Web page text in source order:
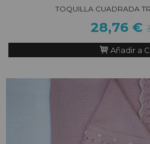
TOQUILLA CUADRADA
28,76 €
Añadir a